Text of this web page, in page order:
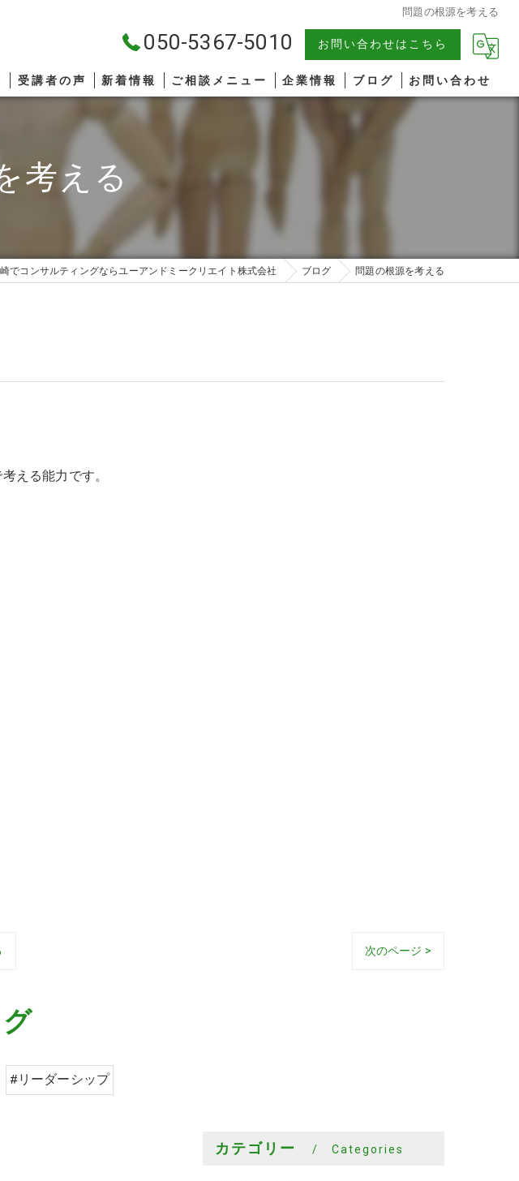
問題の根源を考える
050-5367-5010 お問い合わせはこちら
受講者の声 新着情報 ご相談メニュー
ファシリテーション
企業情報
漫画特集
ブログ お問い合わせ
考える
でコンサルティングならユーアンドミークリエイト株式会社 ブログ 問題の根源を考える
える能力です。
次のページ >
#リーダーシップ
カテゴリー Categories